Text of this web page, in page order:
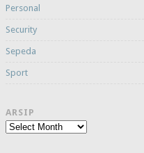
Personal
Security
Sepeda
Sport
ARSIP
Arsip